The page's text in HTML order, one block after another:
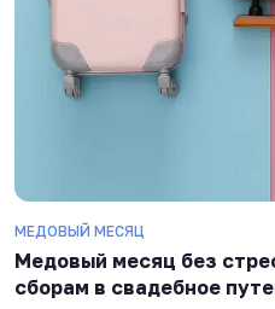
МЕДОВЫЙ МЕСЯЦ
Медовый месяц без
сборам в свадебное